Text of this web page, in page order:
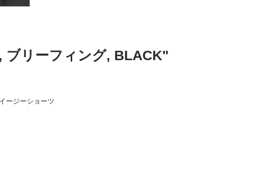
ブリーフィング, BLACK"
ージーショーツ